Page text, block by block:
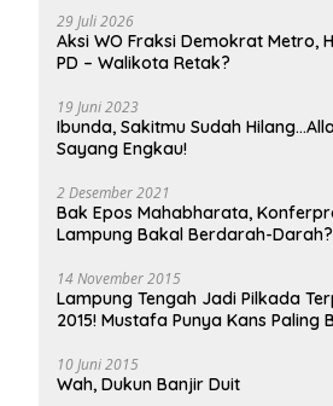
29 Juli 2026
Aksi WO Fraksi Demokrat Metro,
PD – Walikota Retak?
19 Juni 2023
Ibunda, Sakitmu Sudah
Sayang Engkau!
2 Desember 2021
Bak Epos Mahabharata,
Lampung Bakal Berdarah-Darah?
14 November 2015
Lampung Tengah Jadi Pilkada
2015! Mustafa Punya Kans Paling
10 Juni 2015
Wah, Dukun Banjir Duit